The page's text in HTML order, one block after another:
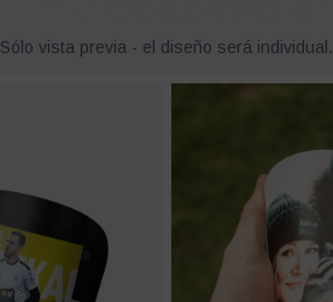
Sólo vista previa - el diseño será individual.